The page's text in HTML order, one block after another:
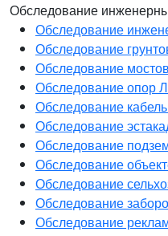
Обследование
Обследование
Обследование
Обследование
Обследование опор
Обследование
Обследование
Обследование
Обследование
Обследование
Обследование
Обследование